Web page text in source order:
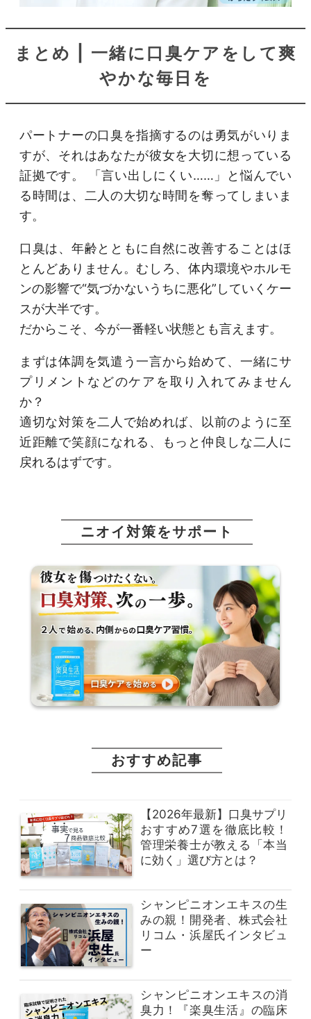
まとめ | 一緒に口臭ケアをして爽
やかな毎日を
パートナーの口臭を指摘するのは勇気がいりま
すが、それはあなたが彼女を大切に想っている
証拠です。 「言い出しにくい……」と悩んでい
る時間は、二人の大切な時間を奪ってしまいま
す。
口臭は、年齢とともに自然に改善することはほ
とんどありません。むしろ、体内環境やホルモ
ンの影響で“気づかないうちに悪化”していくケー
スが大半です。
だからこそ、今が一番軽い状態とも言えます。
まずは体調を気遣う一言から始めて、一緒にサ
プリメントなどのケアを取り入れてみません
か？
適切な対策を二人で始めれば、以前のように至
近距離で笑顔になれる、もっと仲良しな二人に
戻れるはずです。
ニオイ対策をサポート
おすすめ記事
【2026年最新】口臭サプリ
おすすめ7選を徹底比較！
管理栄養士が教える「本当
に効く」選び方とは？
シャンピニオンエキスの生
みの親！開発者、株式会社
リコム・浜屋氏インタビュ
ー
シャンピニオンエキスの消
臭力！『楽臭生活』の臨床